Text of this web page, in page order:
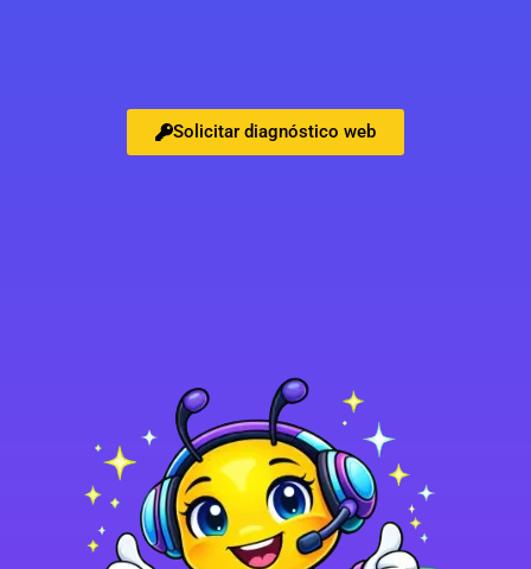
Solicitar diagnóstico web